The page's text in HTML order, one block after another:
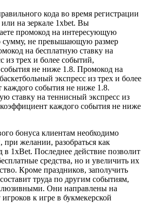
кода во время регистрации
на зеркале 1xbet. Вы
промокод на интересующую
сумму, не превышающую размер
на бесплатную ставку на
из трех и более событий,
не ниже 1.8. Промокод на
экспресс из трех и более
события не ниже 1.8.
ставку на теннисный экспресс из
каждого события не ниже
бонуса клиентам необходимо
желании, разобраться как
в 1xBet. Последнее действие позволит
средства, но и увеличить их
Кроме праздников, заполучить
труда по другим событиям,
Они направлены на
к игре в букмекерской